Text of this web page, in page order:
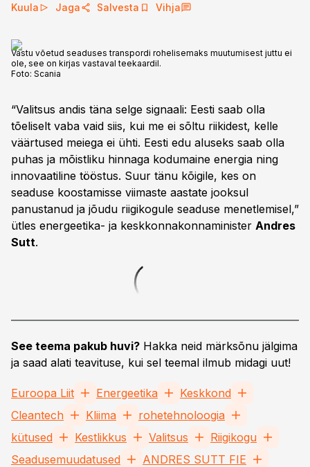
Kuula Jaga Salvesta Vihja
Vastu võetud seaduses transpordi rohelisemaks muutumisest juttu ei
ole, see on kirjas vastaval teekaardil.
Foto: Scania
“Valitsus andis täna selge signaali: Eesti saab olla
tõeliselt vaba vaid siis, kui me ei sõltu riikidest, kelle
väärtused meiega ei ühti. Eesti edu aluseks saab olla
puhas ja mõistliku hinnaga kodumaine energia ning
innovaatiline tööstus. Suur tänu kõigile, kes on
seaduse koostamisse viimaste aastate jooksul
panustanud ja jõudu riigikogule seaduse menetlemisel,”
ütles energeetika- ja keskkonnakonnaminister Andres
Sutt.
See teema pakub huvi? Hakka neid märksõnu jälgima
ja saad alati teavituse, kui sel teemal ilmub midagi uut!
Euroopa Liit Energeetika
Keskkond
Cleantech
Kliima
rohetehnoloogia
kütused
Kestlikkus Valitsus
Riigikogu
Seadusemuudatused
ANDRES SUTT FIE